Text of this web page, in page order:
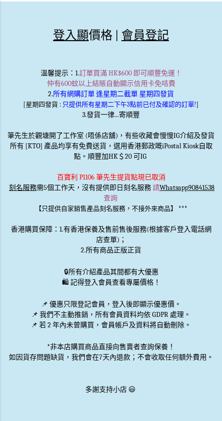
登入顯價格 | 會員登記
溫馨提示：1.訂單買滿 HK$600 即可順豐免運！
仲有600蚊以上結賬自動顯示信用卡免咭費
2.所有網購訂單 逢星期二截單 星期四發貨
[星期四發貨 : 只提供所有星期二下午3點前已付及確認的訂單!]
3.發貨一律...寄順豐
筆先生於觀塘開了工作室 (唔係店舖)，有些收藏會慢慢IG介紹及發貨
所有 [KTO] 產品均享有免費送貨，選用香港郵政嘅iPostal Kiosk自取
點。順豐加HK＄20 可IG
百寶利 P1106 筆先生提貨點現已取消
刻名服務需5個工作天，沒有提供即日刻名服務請Whatsapp90841538
查詢
【只提供自家銷售產品刻名服務，不接外來商品】 ***
香港購買保障：1.有香港保養及售前售後服務(根據客戶登入電話網
店查單)；
2.所有商品正版正貨
🔒所有介紹產品其間都有大優惠
🛍️ 記得登入會員查看專屬價格！
📌 優惠只限登記會員 ，登入後即顯示優惠價。
📌 我們不主動推銷 ，所有會員資料均依 GDPR 處理。
📌 若 2 年內未曾購買，會員帳戶及資料將自動刪除。
*非本店購買商品直接向售賣者查詢保養！
如因貨存問題缺貨，我們會在7天內退款；不會收取任何額外費用。
多謝支持小店 😃